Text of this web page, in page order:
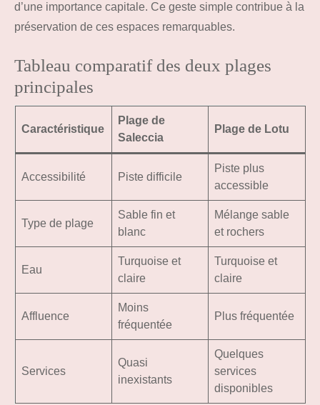
d’une importance capitale. Ce geste simple contribue à la
préservation de ces espaces remarquables.
Tableau comparatif des deux plages
principales
Caractéristique
Plage de
Saleccia
Plage de Lotu
Accessibilité Piste difficile
Piste plus
accessible
Type de plage
Sable fin et
blanc
Mélange sable
et rochers
Eau
Turquoise et
claire
Turquoise et
claire
Affluence
Moins
fréquentée
Plus fréquentée
Services
Quasi
inexistants
Quelques
services
disponibles